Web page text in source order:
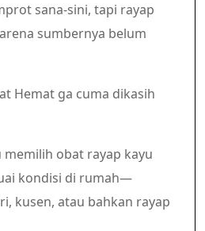
sana-sini, tapi rayap
sumbernya belum
Hemat ga cuma dikasih
obat rayap kayu
kondisi di rumah—
kusen, atau bahkan rayap